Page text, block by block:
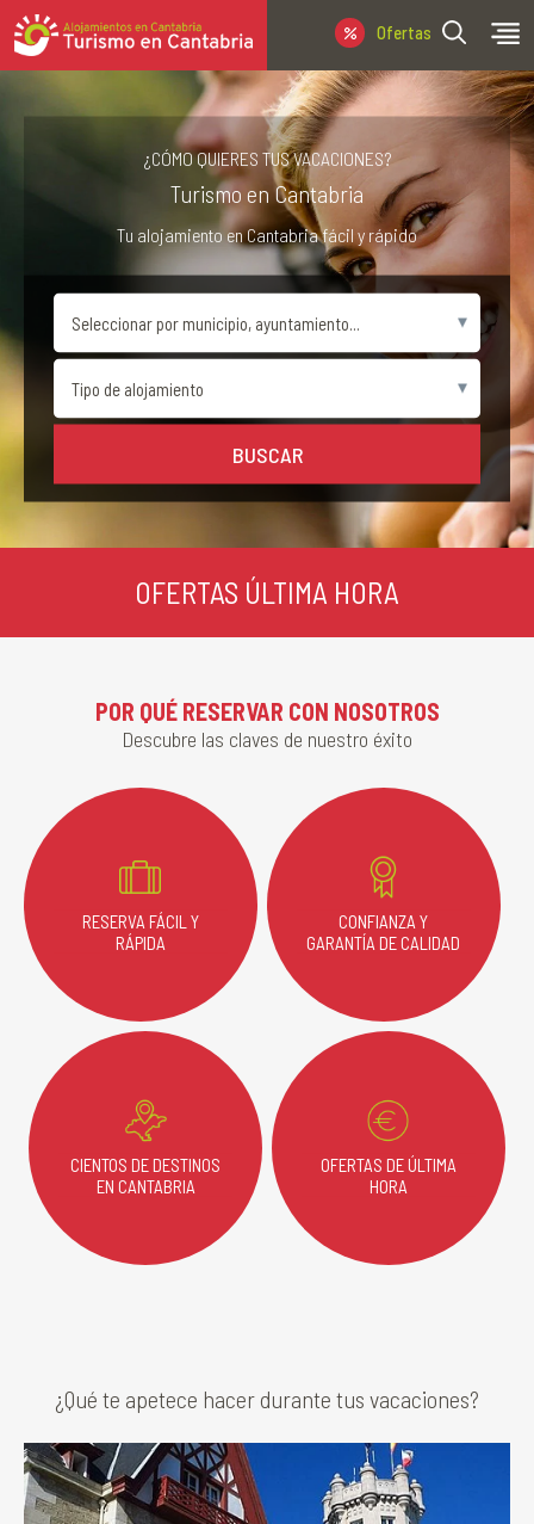
Ofertas Última Hora
¿CÓMO QUIERES TUS VACACIONES?
Turismo en Cantabria
Tu alojamiento en Cantabria fácil y rápido
BUSCAR
OFERTAS ÚLTIMA HORA
POR QUÉ RESERVAR CON NOSOTROS
Descubre las claves de nuestro éxito
RESERVA FÁCIL Y
RÁPIDA
CONFIANZA Y
GARANTÍA DE CALIDAD
CIENTOS DE DESTINOS
EN CANTABRIA
OFERTAS DE ÚLTIMA
HORA
¿Qué te apetece hacer durante tus vacaciones?